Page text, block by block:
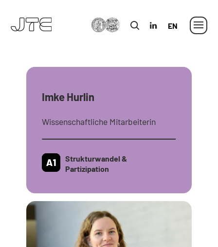
Englisch
MLU
Imke Hurlin
Wissenschaftliche Mitarbeiterin
Strukturwandel &
Partizipation